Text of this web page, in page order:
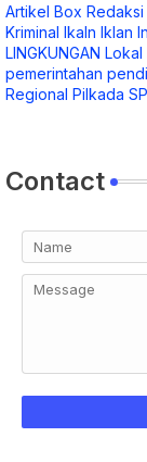
Artikel Box Redaksi
Kriminal Ikaln Iklan
LINGKUNGAN Lokal
pemerintahan
Regional Pilkada
Contact